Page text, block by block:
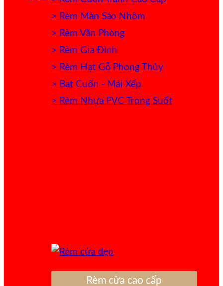
> Rèm Màn Sáo Nhôm
> Rèm Văn Phòng
> Rèm Gia Đình
> Rèm Hạt Gỗ Phong Thủy
> Bạt Cuốn - Mái Xếp
> Rèm Nhựa PVC Trong Suốt
Rèm cửa cao cấp